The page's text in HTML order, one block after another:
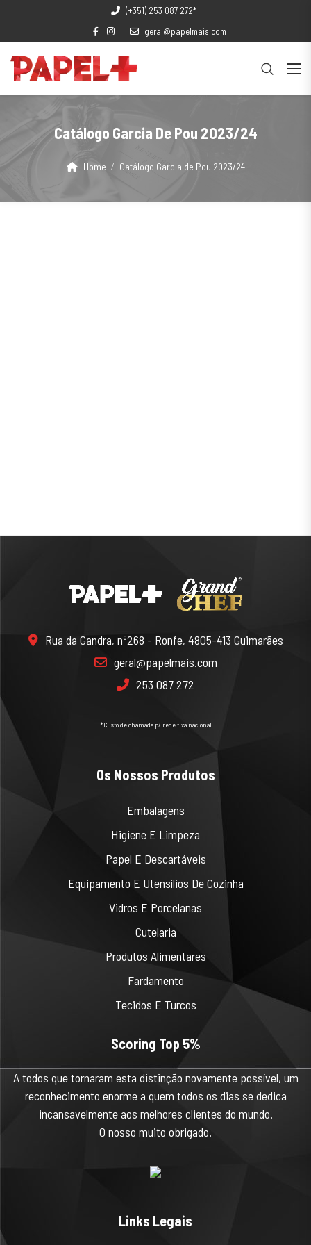
(+351) 253 087 272*
geral@papelmais.com
Catálogo Garcia De Pou 2023/24
Home Catálogo Garcia de Pou 2023/24
Rua da Gandra, nº268 - Ronfe, 4805-413 Guimarães
geral@papelmais.com
253 087 272
*Custo de chamada p/ rede fixa nacional
Os Nossos Produtos
Embalagens
Higiene E Limpeza
Papel E Descartáveis
Equipamento E Utensílios De Cozinha
Vidros E Porcelanas
Cutelaria
Produtos Alimentares
Fardamento
Tecidos E Turcos
Scoring Top 5%
A todos que tornaram esta distinção novamente possível, um
reconhecimento enorme a quem todos os dias se dedica
incansavelmente aos melhores clientes do mundo.
O nosso muito obrigado.
Links Legais